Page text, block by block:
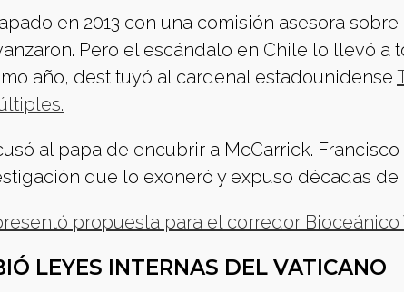
en 2013 con una comisión asesora
Pero el escándalo en Chile lo llevó a
año, destituyó al cardenal estadounidense
al papa de encubrir a McCarrick.
que lo exoneró y expuso décadas
propuesta para el corredor Bioceánico
LEYES INTERNAS DEL VATICANO